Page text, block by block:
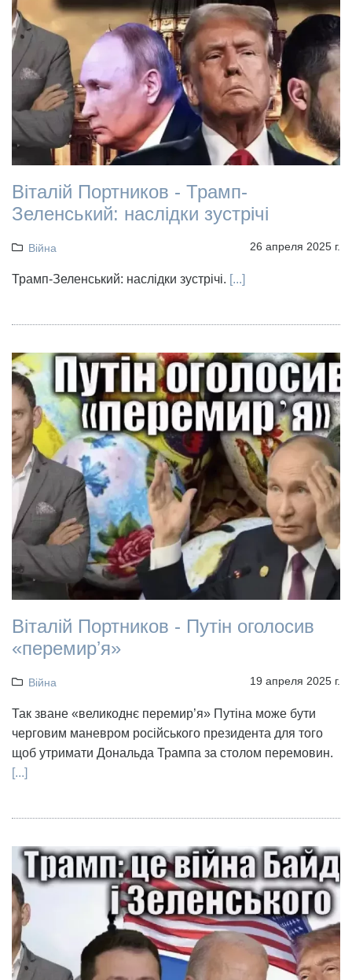
Віталій Портников - Трамп-
Зеленський: наслідки зустрічі
Війна 26 апреля 2025 г.
Трамп-Зеленський: наслідки зустрічі. [...]
Віталій Портников - Путін оголосив
«перемирʼя»
Війна 19 апреля 2025 г.
Так зване «великоднє перемир’я» Путіна може бути
черговим маневром російського президента для того
щоб утримати Дональда Трампа за столом перемовин.
[...]